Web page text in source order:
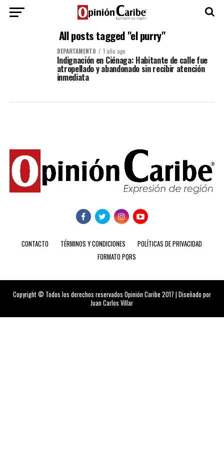
All posts tagged "el purry"
DEPARTAMENTO 1 año ago
Indignación en Ciénaga: Habitante de calle fue
atropellado y abandonado sin recibir atención
inmediata
CONTACTO TÉRMINOS Y CONDICIONES
POLÍTICAS DE PRIVACIDAD
FORMATO PQRS
Copyright © Todos los derechos reservados Opinión Caribe 2017 | Diseñado por
Juan Carlos Villar